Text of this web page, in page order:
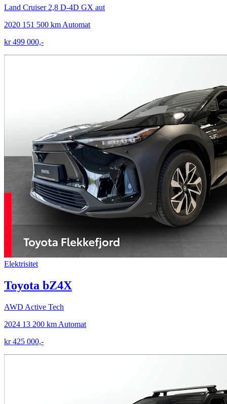
Land Cruiser 2,8 D-4D GX aut
2020 151 500 km Automat
kr 499 000,-
Elektrisitet
Toyota bZ4X
AWD Active Tech
2024 13 200 km Automat
kr 425 000,-